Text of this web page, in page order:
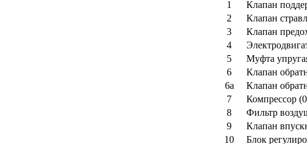
1
Клапан
2
Клапан
3
Клапан
4
5
Муфта
6
Клапан
6а
Клапан
7
Компрессор
8
Фильтр
9
Клапан
10
Блок